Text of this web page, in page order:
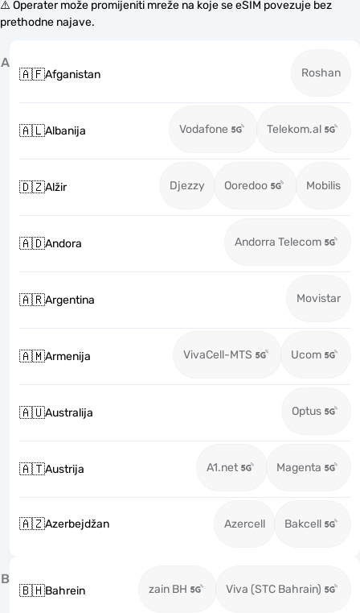
⚠️ Operater može promijeniti mreže na koje se eSIM povezuje bez
prethodne najave.
A
🇦🇫Afganistan Roshan
🇦🇱Albanija Vodafone Telekom.al
🇩🇿Alžir Djezzy Ooredoo Mobilis
🇦🇩Andora Andorra Telecom
🇦🇷Argentina Movistar
🇦🇲Armenija VivaCell-MTS Ucom
🇦🇺Australija Optus
🇦🇹Austrija A1.net Magenta
🇦🇿Azerbejdžan Azercell Bakcell
B
🇧🇭Bahrein zain BH Viva (STC Bahrain)